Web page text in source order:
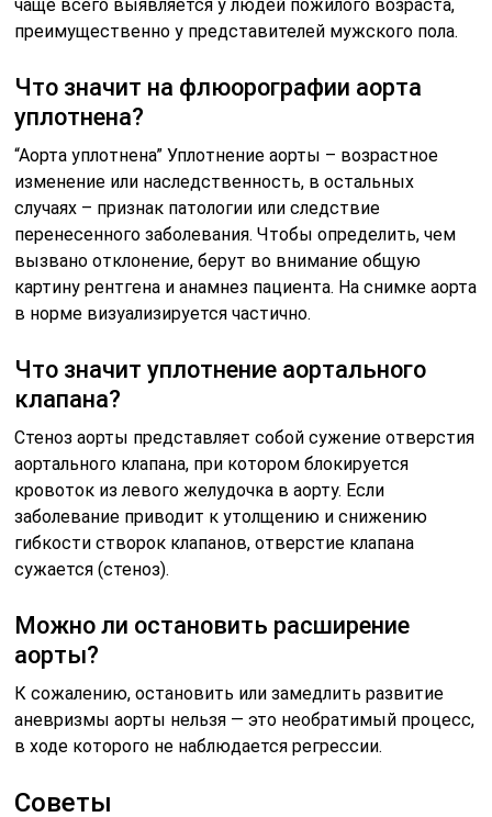
чаще всего выявляется у людей пожилого возраста,
преимущественно у представителей мужского пола.
Что значит на флюорографии аорта
уплотнена?
“Аорта уплотнена” Уплотнение аорты – возрастное
изменение или наследственность, в остальных
случаях – признак патологии или следствие
перенесенного заболевания. Чтобы определить, чем
вызвано отклонение, берут во внимание общую
картину рентгена и анамнез пациента. На снимке аорта
в норме визуализируется частично.
Что значит уплотнение аортального
клапана?
Стеноз аорты представляет собой сужение отверстия
аортального клапана, при котором блокируется
кровоток из левого желудочка в аорту. Если
заболевание приводит к утолщению и снижению
гибкости створок клапанов, отверстие клапана
сужается (стеноз).
Можно ли остановить расширение
аорты?
К сожалению, остановить или замедлить развитие
аневризмы аорты нельзя — это необратимый процесс,
в ходе которого не наблюдается регрессии.
Советы